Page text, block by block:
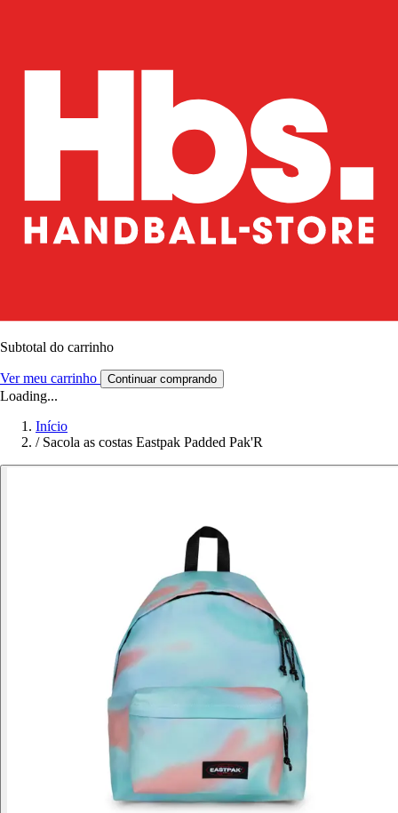
Subtotal do carrinho
Ver meu carrinho Continuar comprando
Loading...
Início
/ Sacola as costas Eastpak Padded Pak'R